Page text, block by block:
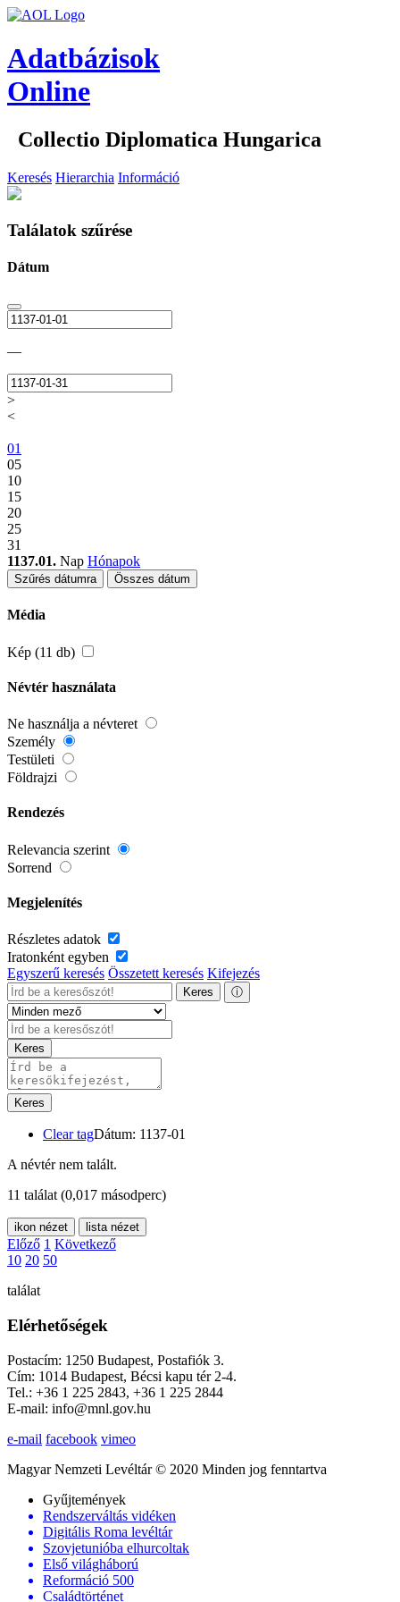
Adatbázisok
Online
Collectio Diplomatica Hungarica
Keresés Hierarchia Információ
Találatok szűrése
Dátum
—
>
<
01
05
10
15
20
25
31
1137.01. Nap Hónapok
Szűrés dátumra Összes dátum
Média
Kép (11 db)
Névtér használata
Ne használja a névteret
Személy
Testületi
Földrajzi
Rendezés
Relevancia szerint
Sorrend
Megjelenítés
Részletes adatok
Iratonként egyben
Egyszerű keresés Összetett keresés Kifejezés
Keres ⓘ
Keres
Keres
Clear tagDátum: 1137-01
A névtér nem talált.
11 találat (0,017 másodperc)
ikon nézet lista nézet
Előző 1 Következő
10 20 50
találat
Elérhetőségek
Postacím: 1250 Budapest, Postafiók 3.
Cím: 1014 Budapest, Bécsi kapu tér 2-4.
Tel.: +36 1 225 2843, +36 1 225 2844
E-mail: info@mnl.gov.hu
e-mail facebook vimeo
Magyar Nemzeti Levéltár © 2020 Minden jog fenntartva
Gyűjtemények
Rendszerváltás vidéken
Digitális Roma levéltár
Szovjetunióba elhurcoltak
Első világháború
Reformáció 500
Családtörténet